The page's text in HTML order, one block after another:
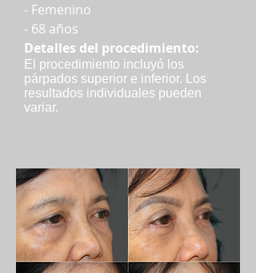
- Femenino
- 68 años
Detalles del procedimiento:
El procedimiento incluyó los
párpados superior e inferior. Los
resultados individuales pueden
variar.